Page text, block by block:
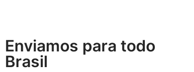
Enviamos para todo
Brasil